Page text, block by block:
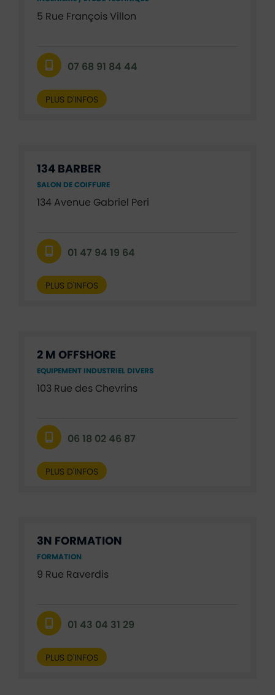
5 Rue François Villon
07 68 91 84 44
PLUS D'INFOS
134 BARBER
SALON DE COIFFURE
134 Avenue Gabriel Peri
01 47 94 19 64
PLUS D'INFOS
2 M OFFSHORE
EQUIPEMENT INDUSTRIEL DIVERS
103 Rue des Chevrins
06 18 02 46 87
PLUS D'INFOS
3N FORMATION
FORMATION
9 Rue Raverdis
01 43 04 31 29
PLUS D'INFOS